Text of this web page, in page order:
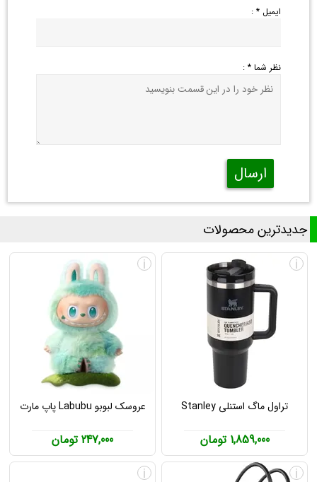
ایمیل * :
نظر شما * :
ارسال
جدیدترین محصولات
تراول ماگ استنلی Stanley
1,859,000 تومان
i
عروسک لبوبو Labubu پاپ مارت
247,000 تومان
i
i
i